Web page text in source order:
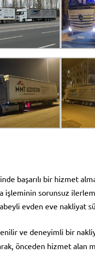
başarılı bir hizmet
işleminin sorunsuz
evden eve
ve deneyimli bir
önceden hizmet alan